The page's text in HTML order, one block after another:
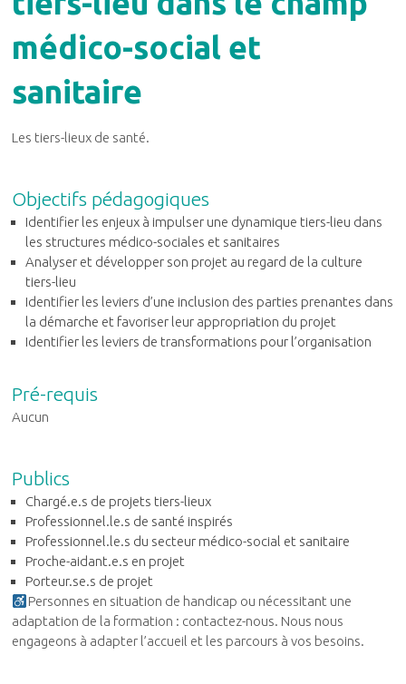
médico-social et
sanitaire
Les tiers-lieux de santé.
Objectifs pédagogiques
Identifier les enjeux à impulser une dynamique tiers-lieu dans
les structures médico-sociales et sanitaires
Analyser et développer son projet au regard de la culture
tiers-lieu
Identifier les leviers d’une inclusion des parties prenantes dans
la démarche et favoriser leur appropriation du projet
Identifier les leviers de transformations pour l’organisation
Pré-requis
Aucun
Publics
Chargé.e.s de projets tiers-lieux
Professionnel.le.s de santé inspirés
Professionnel.le.s du secteur médico-social et sanitaire
Proche-aidant.e.s en projet
Porteur.se.s de projet
Personnes en situation de handicap ou nécessitant une
adaptation de la formation : contactez-nous. Nous nous
engageons à adapter l’accueil et les parcours à vos besoins.